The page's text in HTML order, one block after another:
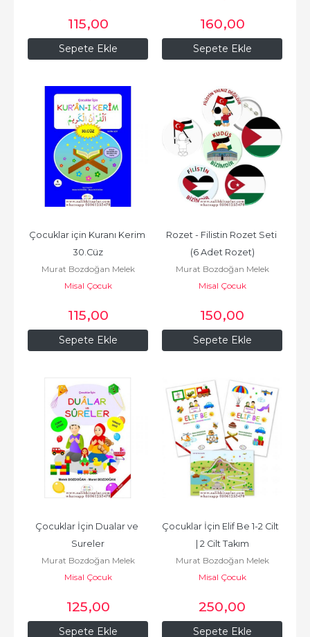
Sepete Ekle
115,00
Sepete Ekle
160,00
Sepete Ekle
Çocuklar için Kuranı Kerim
30.Cüz
Murat Bozdoğan Melek
Bozdoğan
Misal Çocuk
115,00
Sepete Ekle
Rozet - Filistin Rozet Seti
(6 Adet Rozet)
Murat Bozdoğan Melek
Bozdoğan
Misal Çocuk
150,00
Sepete Ekle
Çocuklar İçin Dualar ve
Sureler
Murat Bozdoğan Melek
Bozdoğan
Misal Çocuk
125,00
Sepete Ekle
Çocuklar İçin Elif Be 1-2 Cilt
| 2 Cilt Takım
Murat Bozdoğan Melek
Bozdoğan
Misal Çocuk
250,00